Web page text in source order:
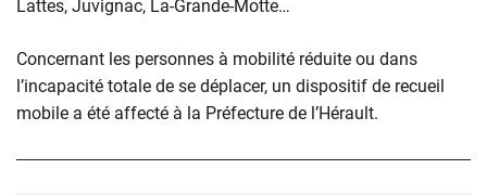
Lattes, Juvignac, La-Grande-Motte…
Concernant les personnes à mobilité réduite ou dans
l’incapacité totale de se déplacer, un dispositif de recueil
mobile a été affecté à la Préfecture de l’Hérault.